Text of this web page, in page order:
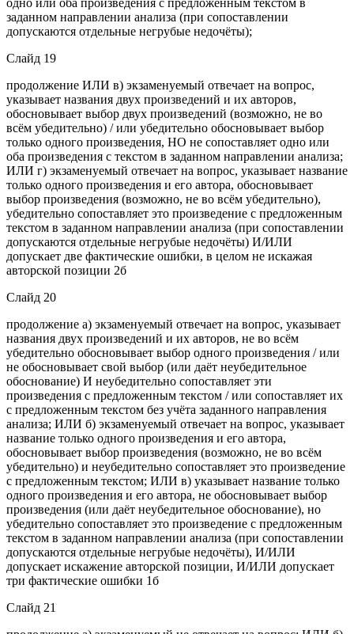
заданном направлении анализа (при сопоставлении
допускаются отдельные негрубые недочёты);
Слайд 19
продолжение ИЛИ в) экзаменуемый отвечает на вопрос,
указывает названия двух произведений и их авторов,
обосновывает выбор двух произведений (возможно, не во
всём убедительно) / или убедительно обосновывает выбор
только одного произведения, НО не сопоставляет одно или
оба произведения с текстом в заданном направлении анализа;
ИЛИ г) экзаменуемый отвечает на вопрос, указывает название
только одного произведения и его автора, обосновывает
выбор произведения (возможно, не во всём убедительно),
убедительно сопоставляет это произведение с предложенным
текстом в заданном направлении анализа (при сопоставлении
допускаются отдельные негрубые недочёты) И/ИЛИ
допускает две фактические ошибки, в целом не искажая
авторской позиции 2б
Слайд 20
продолжение а) экзаменуемый отвечает на вопрос, указывает
названия двух произведений и их авторов, не во всём
убедительно обосновывает выбор одного произведения / или
не обосновывает свой выбор (или даёт неубедительное
обоснование) И неубедительно сопоставляет эти
произведения с предложенным текстом / или сопоставляет их
с предложенным текстом без учёта заданного направления
анализа; ИЛИ б) экзаменуемый отвечает на вопрос, указывает
название только одного произведения и его автора,
обосновывает выбор произведения (возможно, не во всём
убедительно) и неубедительно сопоставляет это произведение
с предложенным текстом; ИЛИ в) указывает название только
одного произведения и его автора, не обосновывает выбор
произведения (или даёт неубедительное обоснование), но
убедительно сопоставляет это произведение с предложенным
текстом в заданном направлении анализа (при сопоставлении
допускаются отдельные негрубые недочёты), И/ИЛИ
допускает искажение авторской позиции, И/ИЛИ допускает
три фактические ошибки 1б
Слайд 21